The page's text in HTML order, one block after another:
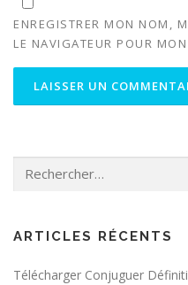
ENREGISTRER MON NOM,
LE NAVIGATEUR POUR
ARTICLES RÉCENTS
Télécharger Conjuguer